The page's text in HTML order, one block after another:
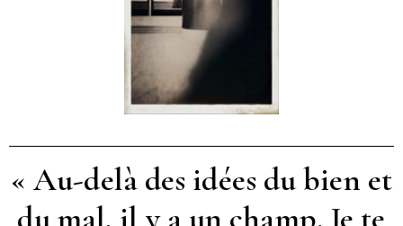
« Au-delà des idées du bien et
du mal, il y a un champ. Je te